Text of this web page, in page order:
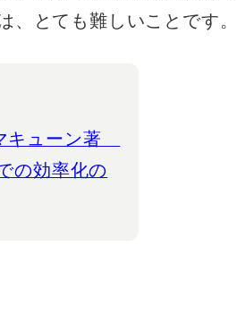
とても難しいことです。
キューン著
の効率化の